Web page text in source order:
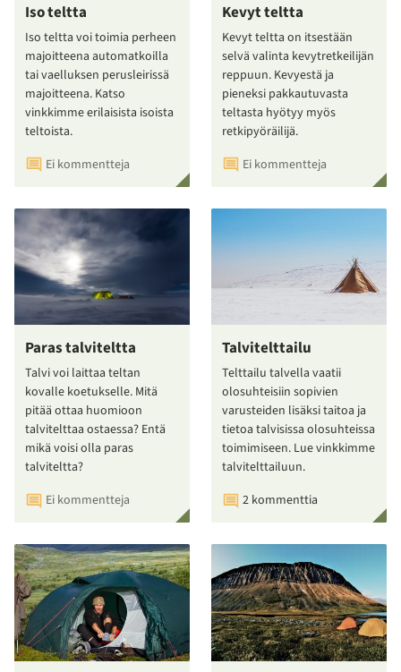
Iso teltta
Iso teltta voi toimia perheen
majoitteena automatkoilla
tai vaelluksen perusleirissä
majoitteena. Katso
vinkkimme erilaisista isoista
teltoista.
Ei kommentteja
Kevyt teltta
Kevyt teltta on itsestään
selvä valinta kevytretkeilijän
reppuun. Kevyestä ja
pieneksi pakkautuvasta
teltasta hyötyy myös
retkipyöräilijä.
Ei kommentteja
Paras talviteltta
Talvi voi laittaa teltan
kovalle koetukselle. Mitä
pitää ottaa huomioon
talvitelttaa ostaessa? Entä
mikä voisi olla paras
talviteltta?
Ei kommentteja
Talvitelttailu
Telttailu talvella vaatii
olosuhteisiin sopivien
varusteiden lisäksi taitoa ja
tietoa talvisissa olosuhteissa
toimimiseen. Lue vinkkimme
talvitelttailuun.
2 kommenttia